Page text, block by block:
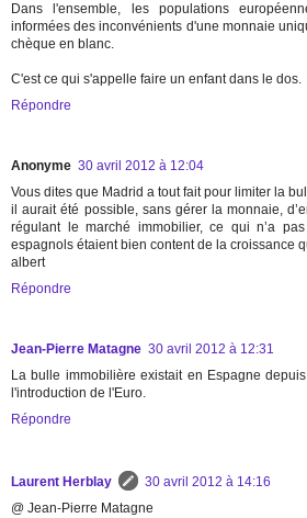
Dans l'ensemble, les populations
informées des inconvénients d'une monnaie
chèque en blanc.
C'est ce qui s'appelle faire un enfant dans le dos.
Répondre
Anonyme 30 avril 2012 à 12:04
Vous dites que Madrid a tout fait pour limiter la
il aurait été possible, sans gérer la monnaie,
régulant le marché immobilier, ce qui n’a
espagnols étaient bien content de la croissance
albert
Répondre
Jean-Pierre Matagne 30 avril 2012 à 12:31
La bulle immobilière existait en Espagne
l'introduction de l'Euro.
Répondre
Laurent Herblay
30 avril 2012 à 14:16
@ Jean-Pierre Matagne